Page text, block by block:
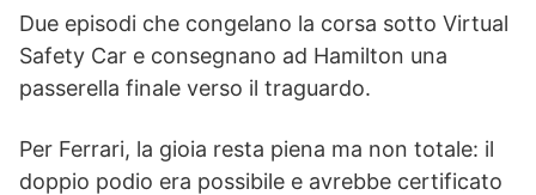
Due episodi che congelano la corsa sotto Virtual
Safety Car e consegnano ad Hamilton una
passerella finale verso il traguardo.
Per Ferrari, la gioia resta piena ma non totale: il
doppio podio era possibile e avrebbe certificato